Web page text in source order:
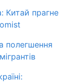
Китай прагне
полегшення